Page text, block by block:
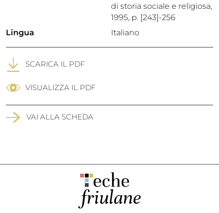
di storia sociale e religiosa,
1995, p. [243]-256
Lingua
Italiano
SCARICA IL PDF
VISUALIZZA IL PDF
VAI ALLA SCHEDA